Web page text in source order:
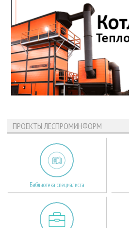
ПРОЕКТЫ ЛЕСПРОМИНФОРМ
Библиотека специалиста